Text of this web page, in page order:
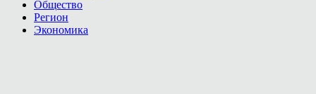
Общество
Регион
Экономика